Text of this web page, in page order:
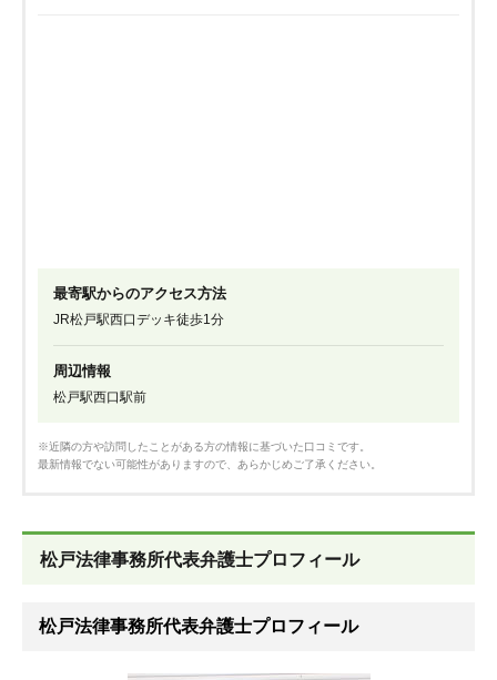
最寄駅からのアクセス方法
JR松戸駅西口デッキ徒歩1分
周辺情報
松戸駅西口駅前
※近隣の方や訪問したことがある方の情報に基づいた口コミです。
最新情報でない可能性がありますので、あらかじめご了承ください。
松戸法律事務所代表弁護士プロフィール
松戸法律事務所代表弁護士プロフィール